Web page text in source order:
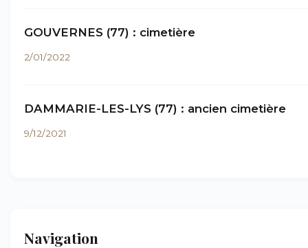
GOUVERNES (77) : cimetière
2/01/2022
DAMMARIE-LES-LYS (77) : ancien cimetière
9/12/2021
Navigation